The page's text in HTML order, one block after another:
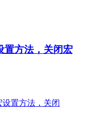
置方法，关闭宏